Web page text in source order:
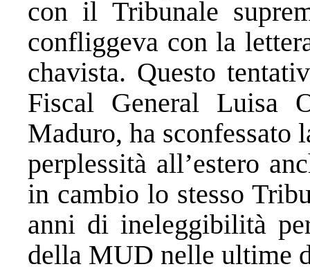
con il Tribunale
confliggeva con la
chavista. Questo
Fiscal General Luisa
Maduro, ha sconfessato
perplessità all’estero
in cambio lo stesso
anni di ineleggibilità
della MUD nelle ultime